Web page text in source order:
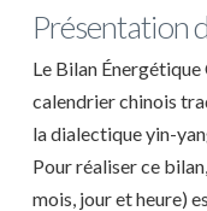
Présentation
Le Bilan Énergétique
calendrier chinois
la dialectique yin-
Pour réaliser ce
mois, jour et heure)